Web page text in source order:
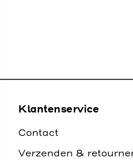
Klantenservice
Contact
Verzenden &